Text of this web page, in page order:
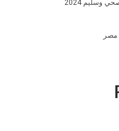
وسليم 2024
مصر